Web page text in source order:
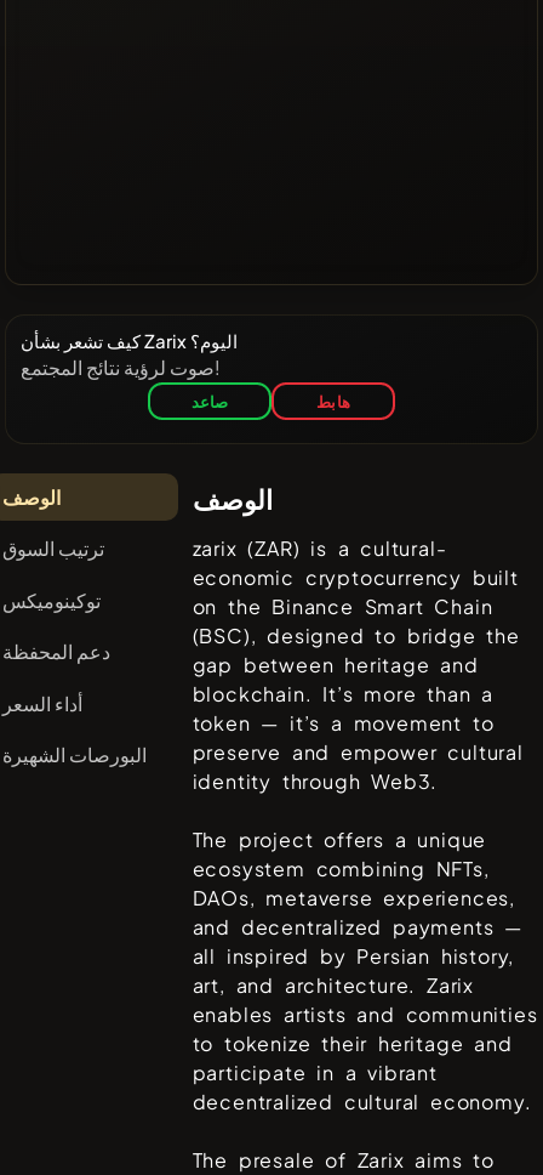
كيف تشعر بشأن Zarix اليوم؟
صوت لرؤية نتائج المجتمع!
صاعد هابط
الوصف
ترتيب السوق
توكينوميكس
دعم المحفظة
أداء السعر
البورصات الشهيرة
الوصف
zarix (ZAR) is a cultural-
economic cryptocurrency built
on the Binance Smart Chain
(BSC), designed to bridge the
gap between heritage and
blockchain. It’s more than a
token — it’s a movement to
preserve and empower cultural
identity through Web3.
The project offers a unique
ecosystem combining NFTs,
DAOs, metaverse experiences,
and decentralized payments —
all inspired by Persian history,
art, and architecture. Zarix
enables artists and communities
to tokenize their heritage and
participate in a vibrant
decentralized cultural economy.
The presale of Zarix aims to